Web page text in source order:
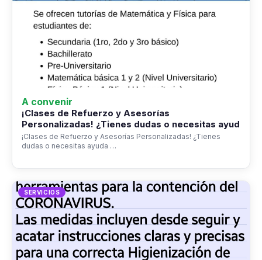
A convenir
¡Clases de Refuerzo y Asesorías
Personalizadas! ¿Tienes dudas o necesitas ayud
¡Clases de Refuerzo y Asesorías Personalizadas! ¿Tienes
dudas o necesitas ayuda …
SERVICIOS